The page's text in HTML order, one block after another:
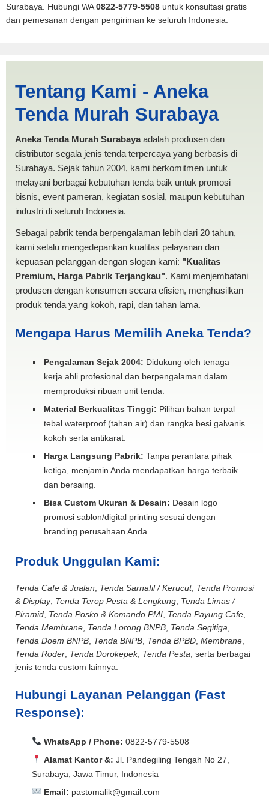
Surabaya. Hubungi WA0822-5779-5508 untuk konsultasi gratis
dan pemesanan dengan pengiriman ke seluruh Indonesia.
TENDA MURAH
Tentang Kami - Aneka
Tenda Murah Surabaya
Aneka Tenda Murah Surabayaadalah produsen dan
distributor segala jenis tenda terpercaya yang berbasis di
Surabaya. Sejak tahun 2004, kami berkomitmen untuk
melayani berbagai kebutuhan tenda baik untuk promosi
bisnis, event pameran, kegiatan sosial, maupun kebutuhan
industri di seluruh Indonesia.
Sebagai pabrik tenda berpengalaman lebih dari 20 tahun,
kami selalu mengedepankan kualitas pelayanan dan
kepuasan pelanggan dengan slogan kami: "Kualitas
Premium, Harga Pabrik Terjangkau". Kami menjembatani
produsen dengan konsumen secara efisien, menghasilkan
produk tenda yang kokoh, rapi, dan tahan lama.
Mengapa Harus Memilih Aneka Tenda?
Pengalaman Sejak 2004: Didukung oleh tenaga
kerja ahli profesional dan berpengalaman dalam
memproduksi ribuan unit tenda.
Material Berkualitas Tinggi: Pilihan bahan terpal
tebal waterproof (tahan air) dan rangka besi galvanis
kokoh serta antikarat.
Harga Langsung Pabrik: Tanpa perantara pihak
ketiga, menjamin Anda mendapatkan harga terbaik
dan bersaing.
Bisa Custom Ukuran & Desain: Desain logo
promosi sablon/digital printing sesuai dengan
branding perusahaan Anda.
Produk Unggulan Kami:
Tenda Cafe & Jualan Tenda Sarnafil / Kerucut, Tenda Promosi
& Display, Tenda Terop Pesta & Lengkung Tenda Limas /
Piramid Tenda Posko & Komando PMI Tenda Payung Cafe
Tenda Membrane Tenda Lorong BNPB Tenda Segitiga
Tenda Doem BNPB Tenda BNPB Tenda BPBD Membrane
Tenda Roder Tenda Dorokepek, Tenda Pesta , serta berbagai
jenis tenda custom lainnya.
Hubungi Layanan Pelanggan (Fast
Response):
WhatsApp / Phone: 0822-5779-5508
Alamat Kantor &: Jl. Pandegiling Tengah No 27,
Surabaya, Jawa Timur, Indonesia
Email: pastomalik@gmail.com